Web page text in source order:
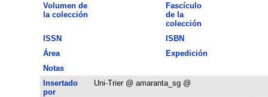
Volumen de
la colección
Fascículo
de la
colección
ISSN
ISBN
Área
Expedición
Notas
Insertado
por
Uni-Trier @ amaranta_sg @